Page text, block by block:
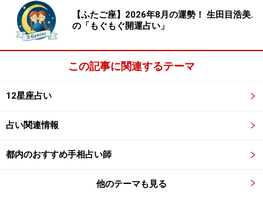
【ふたご座】2026年8月の運勢！ 生田目浩美.
の「もぐもぐ開運占い」
この記事に関連するテーマ
12星座占い
占い関連情報
都内のおすすめ手相占い師
他のテーマも見る